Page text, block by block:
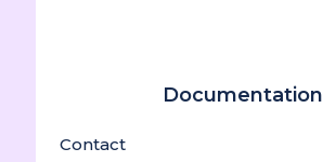
Documentation
Contact